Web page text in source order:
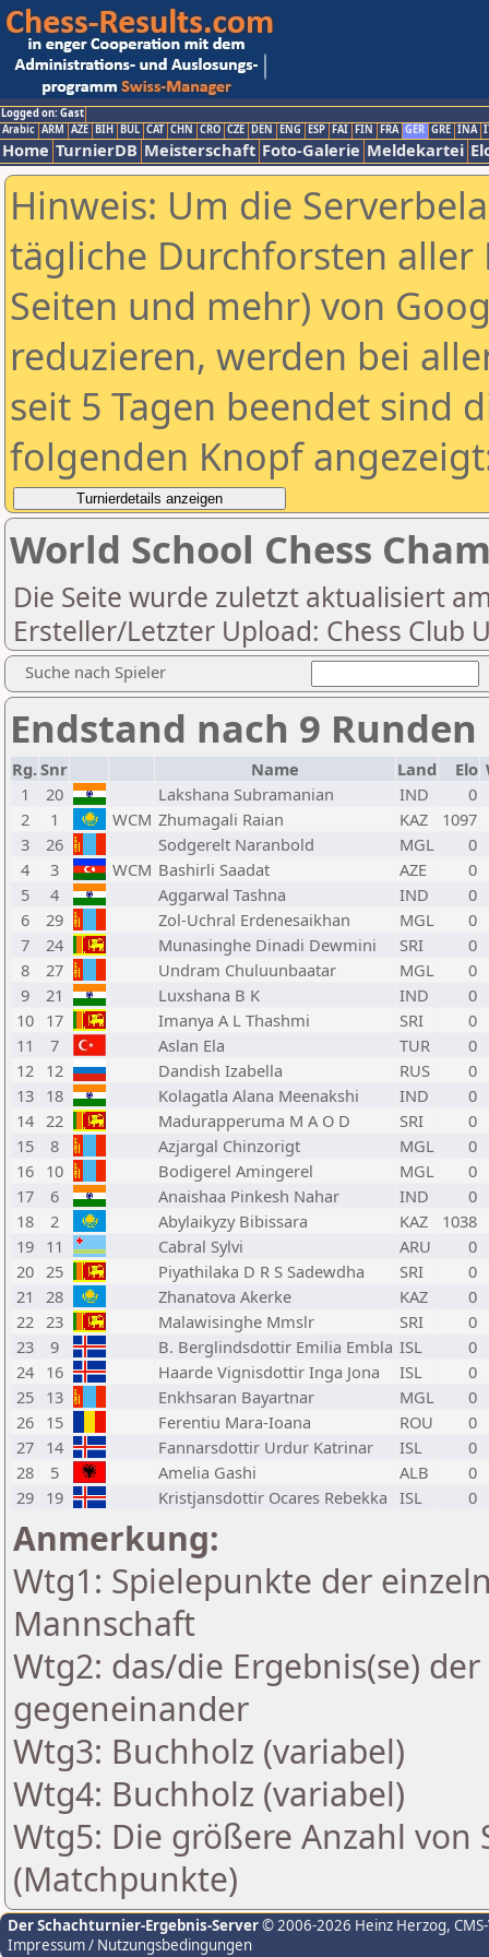
Logged on: Gast
Arabic ARM AZE BIH BUL CAT CHN CRO CZE DEN ENG ESP FAI FIN FRA GER GRE INA
Home TurnierDB Meisterschaft Foto-Galerie Meldekartei
Hinweis: Um die
tägliche Durchforsten aller
Seiten und mehr) von
reduzieren, werden bei
seit 5 Tagen beendet sind
folgenden Knopf
World School Chess
Die Seite wurde zuletzt aktualisiert
Ersteller/Letzter Upload: Chess Club
Suche nach Spieler
Endstand nach 9 Runden
Rg.Snr Name Land Elo
1
20 Lakshana Subramanian IND
0
2
1 WCM Zhumagali Raian KAZ
1097
3
26 Sodgerelt Naranbold MGL
0
4
3 WCM Bashirli Saadat AZE
0
5
4 Aggarwal Tashna IND
0
6
29 Zol-Uchral Erdenesaikhan MGL
0
7
24 Munasinghe Dinadi Dewmini SRI
0
8
27 Undram Chuluunbaatar MGL
0
9
21 Luxshana B K IND
0
10 17 Imanya A L Thashmi SRI
0
11
7 Aslan Ela TUR
0
12 12 Dandish Izabella RUS
0
13 18 Kolagatla Alana Meenakshi IND
0
14 22 Madurapperuma M A O D SRI
0
15
8 Azjargal Chinzorigt MGL
0
16 10 Bodigerel Amingerel MGL
0
17
6 Anaishaa Pinkesh Nahar IND
0
18
2 Abylaikyzy Bibissara KAZ
1038
19 11 Cabral Sylvi ARU
0
20 25 Piyathilaka D R S Sadewdha SRI
0
21
28 Zhanatova Akerke KAZ
0
22 23 Malawisinghe Mmslr SRI
0
23
9 B. Berglindsdottir Emilia Embla ISL
0
24 16 Haarde Vignisdottir Inga Jona ISL
0
25 13 Enkhsaran Bayartnar MGL
0
26 15 Ferentiu Mara-Ioana ROU
0
27 14 Fannarsdottir Urdur Katrinar ISL
0
28
5 Amelia Gashi ALB
0
29 19 Kristjansdottir Ocares Rebekka ISL 0
Anmerkung:
Wtg1: Spielepunkte der
Mannschaft
Wtg2: das/die Ergebnis(se)
gegeneinander
Wtg3: Buchholz (variabel)
Wtg4: Buchholz (variabel)
Wtg5: Die größere Anzahl von
(Matchpunkte)
Der Schachturnier-Ergebnis-Server© 2006-2026 Heinz Herzog,
Impressum / Nutzungsbedingungen